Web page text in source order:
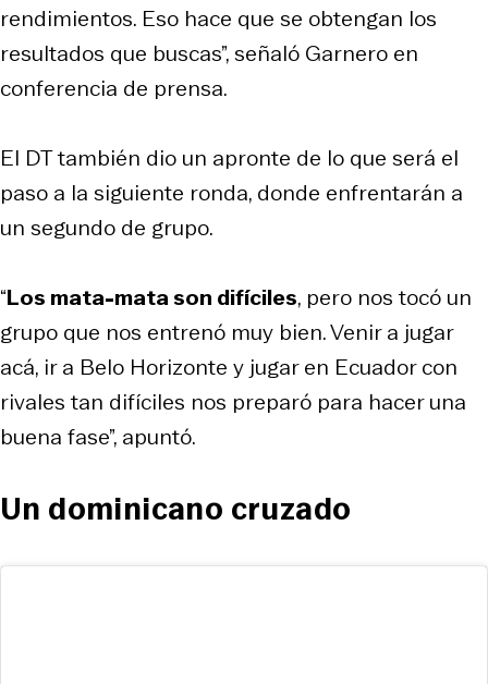
rendimientos. Eso hace que se obtengan los
resultados que buscas”, señaló Garnero en
conferencia de prensa.
El DT también dio un apronte de lo que será el
paso a la siguiente ronda, donde enfrentarán a
un segundo de grupo.
“Los mata-mata son difíciles, pero nos tocó un
grupo que nos entrenó muy bien. Venir a jugar
acá, ir a Belo Horizonte y jugar en Ecuador con
rivales tan difíciles nos preparó para hacer una
buena fase”, apuntó.
Un dominicano cruzado